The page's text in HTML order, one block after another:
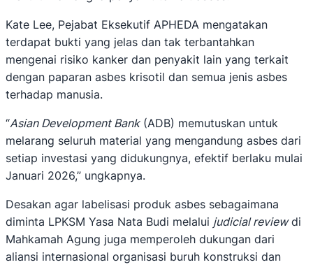
Kate Lee, Pejabat Eksekutif APHEDA mengatakan
terdapat bukti yang jelas dan tak terbantahkan
mengenai risiko kanker dan penyakit lain yang terkait
dengan paparan asbes krisotil dan semua jenis asbes
terhadap manusia.
“Asian Development Bank(ADB) memutuskan untuk
melarang seluruh material yang mengandung asbes dari
setiap investasi yang didukungnya, efektif berlaku mulai
Januari 2026,” ungkapnya.
Desakan agar labelisasi produk asbes sebagaimana
diminta LPKSM Yasa Nata Budi melalui judicial reviewdi
Mahkamah Agung juga memperoleh dukungan dari
aliansi internasional organisasi buruh konstruksi dan